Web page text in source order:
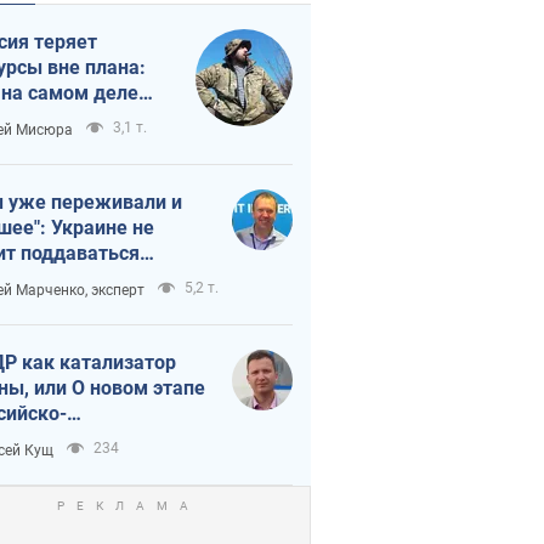
теряет
вне плана:
на самом деле
темп войны
Мисюра 3,1 т.
переживали и
Украине не
поддаваться
из-за
террора
Марченко, эксперт 5,2 т.
как катализатор
или О новом этапе
союза
Кущ 234